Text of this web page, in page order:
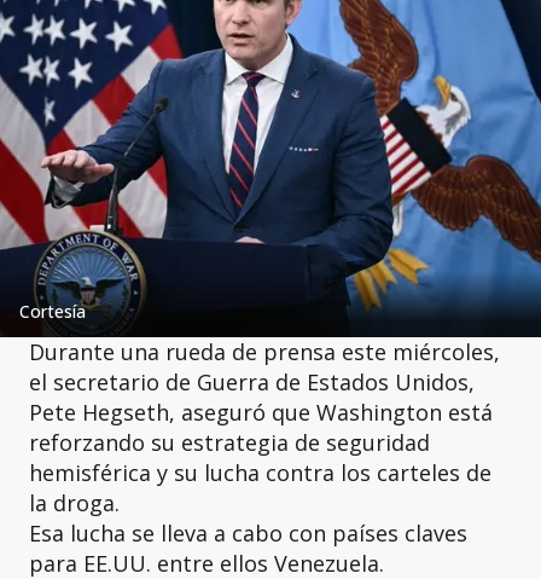
Cortesía
Durante una rueda de prensa este miércoles,
el secretario de Guerra de Estados Unidos,
Pete Hegseth, aseguró que Washington está
reforzando su estrategia de seguridad
hemisférica y su lucha contra los carteles de
la droga.
Esa lucha se lleva a cabo con países claves
para EE.UU. entre ellos Venezuela.